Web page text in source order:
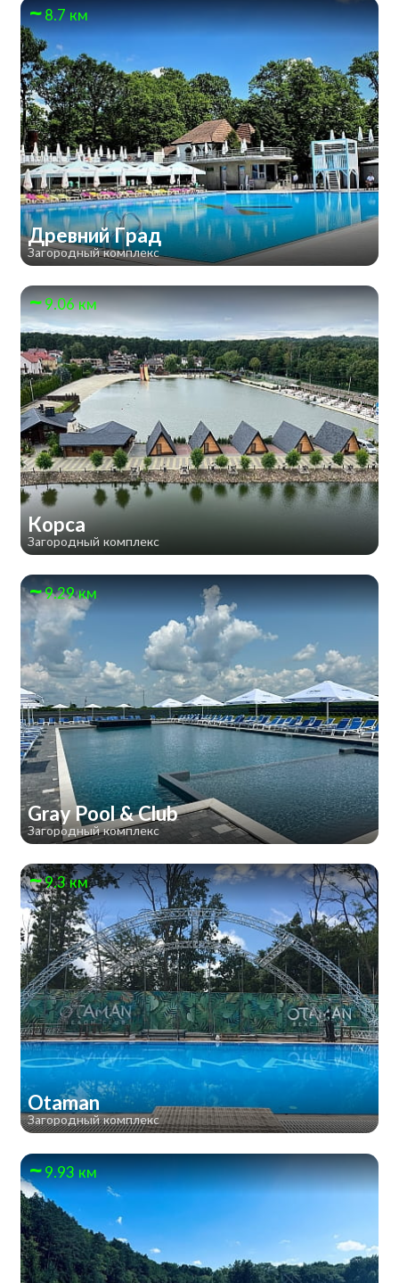
8.7 км
Древний Град
Загородный комплекс
9.06 км
Корса
Загородный комплекс
9.29 км
Gray Pool & Club
Загородный комплекс
9.3 км
Otaman
Загородный комплекс
9.93 км